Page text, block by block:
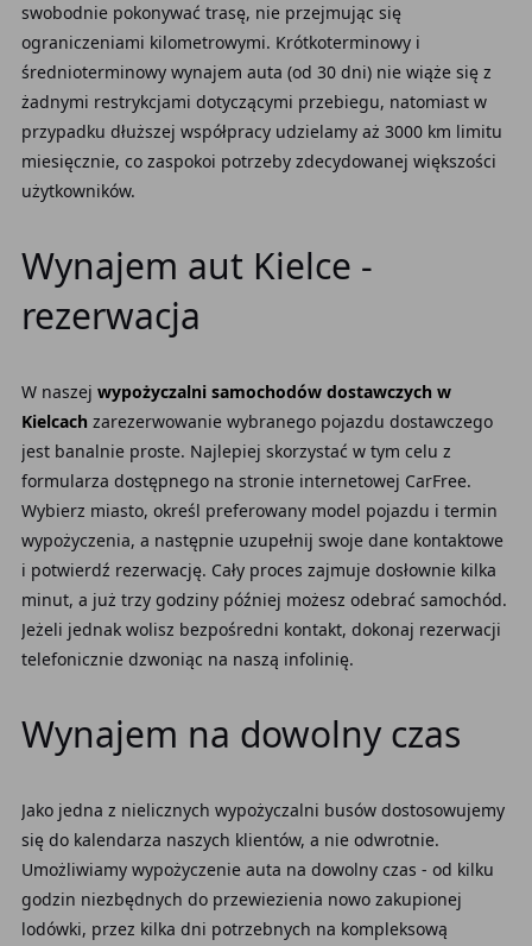
swobodnie pokonywać trasę, nie przejmując się
ograniczeniami kilometrowymi. Krótkoterminowy i
średnioterminowy wynajem auta (od 30 dni) nie wiąże się z
żadnymi restrykcjami dotyczącymi przebiegu, natomiast w
przypadku dłuższej współpracy udzielamy aż 3000 km limitu
miesięcznie, co zaspokoi potrzeby zdecydowanej większości
użytkowników.
Wynajem aut Kielce -
rezerwacja
W naszej wypożyczalni samochodów dostawczych w
Kielcach zarezerwowanie wybranego pojazdu dostawczego
jest banalnie proste. Najlepiej skorzystać w tym celu z
formularza dostępnego na stronie internetowej CarFree.
Wybierz miasto, określ preferowany model pojazdu i termin
wypożyczenia, a następnie uzupełnij swoje dane kontaktowe
i potwierdź rezerwację. Cały proces zajmuje dosłownie kilka
minut, a już trzy godziny później możesz odebrać samochód.
Jeżeli jednak wolisz bezpośredni kontakt, dokonaj rezerwacji
telefonicznie dzwoniąc na naszą infolinię.
Wynajem na dowolny czas
Jako jedna z nielicznych wypożyczalni busów dostosowujemy
się do kalendarza naszych klientów, a nie odwrotnie.
Umożliwiamy wypożyczenie auta na dowolny czas - od kilku
godzin niezbędnych do przewiezienia nowo zakupionej
lodówki, przez kilka dni potrzebnych na kompleksową